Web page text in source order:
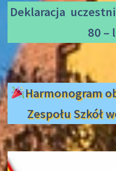
Deklaracja
80 –
Harmonogram
Zespołu Szkół